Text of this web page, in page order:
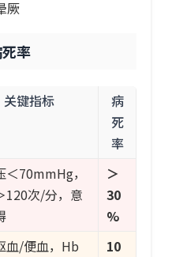
厥
率
关键指标
病
死
率
＜70mmHg，
120次/分，意
＞
30
%
血/便血，Hb
10